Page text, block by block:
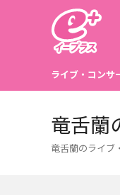
ライブ・コンサ
竜舌蘭
竜舌蘭のライブ